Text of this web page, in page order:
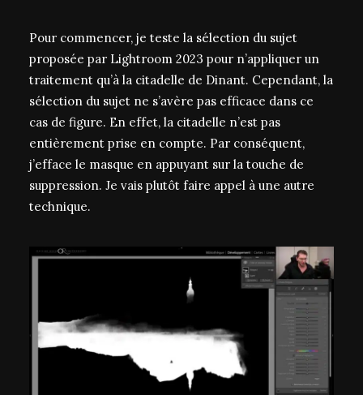
Pour commencer, je teste la sélection du sujet
proposée par Lightroom 2023 pour n’appliquer un
traitement qu’à la citadelle de Dinant. Cependant, la
sélection du sujet ne s’avère pas efficace dans ce
cas de figure. En effet, la citadelle n’est pas
entièrement prise en compte. Par conséquent,
j’efface le masque en appuyant sur la touche de
suppression. Je vais plutôt faire appel à une autre
technique.